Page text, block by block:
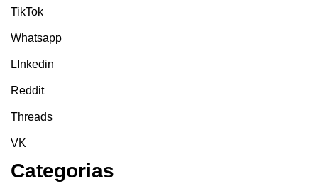
TikTok
Whatsapp
LInkedin
Reddit
Threads
VK
Categorias